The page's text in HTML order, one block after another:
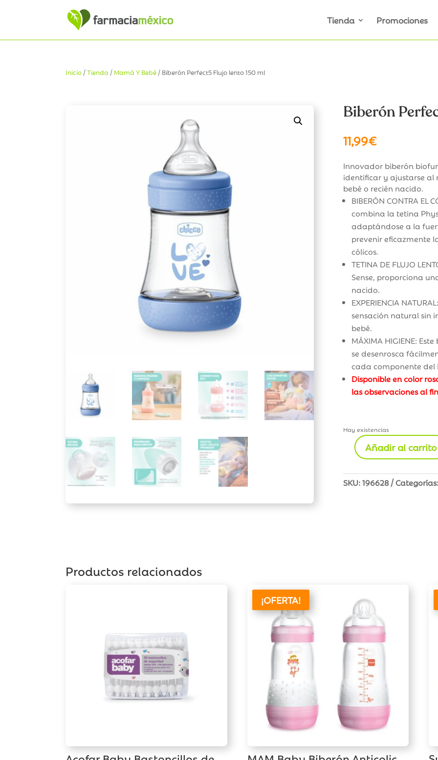
Tienda Promociones
Inicio /Tienda / Mamá Y Bebé / Biberón Perfect5 Flujo lento 150 ml
Biberón
11,99€
Innovador biberón
identificar y ajustarse al
bebé o recién nacido.
BIBERÓN CONTRA EL
combina la tetina
adaptándose a la
prevenir eficazmente
cólicos.
TETINA DE FLUJO
Sense, proporciona
nacido.
EXPERIENCIA
sensación natural sin
bebé.
MÁXIMA HIGIENE:
se desenrosca
cada componente del
Disponible en color
las observaciones al
Hay existencias
Biberón
Flujo
lento
Añadir al carrito
SKU:196628 Categorías:
Productos relacionados
¡OFERTA!